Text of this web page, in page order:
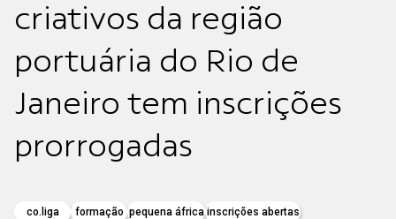
criativos da região
portuária do Rio de
Janeiro tem inscrições
prorrogadas
co.liga formação pequena áfrica inscrições abertas